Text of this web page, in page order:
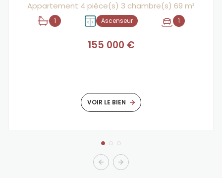
Appartement 4 pièce(s) 3 chambre(s) 69 m²
1 Ascenseur 1
155 000 €
VOIR LE BIEN